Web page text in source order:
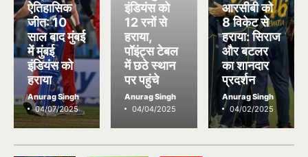
ऐतिहासिक
जीत: 10
साल बाद मुंबई
में मुंबई
इंडियंस को
हराया
Anurag Singh
04/07/2025
इंडियंस को
12 रनों से
हराया,
पॉइंट्स टेबल
में छठे स्थान
पर पहुंचे
Anurag Singh
04/04/2025
आरसीबी को
8 विकेट से
हराया: सिराज
और बटलर
का शानदार
प्रदर्शन
Anurag Singh
04/02/2025